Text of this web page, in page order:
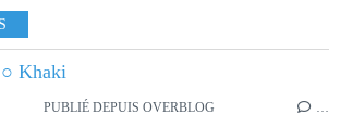
PUBLIÉ DEPUIS OVERBLOG